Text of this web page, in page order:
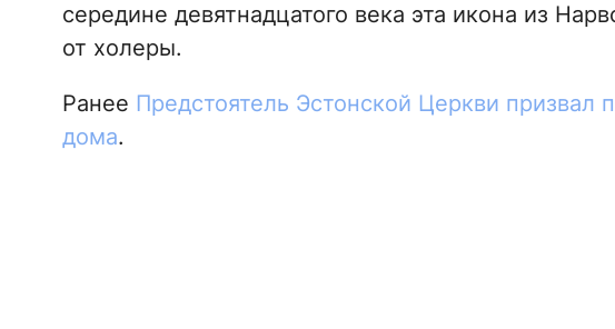
середине девятнадцатого века эта икона из
от холеры.
Ранее Предстоятель Эстонской Церкви призвал
дома.